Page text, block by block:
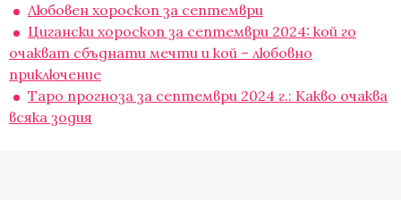
Любовен хороскоп за септември
Цигански хороскоп за септември 2024: кой го
очакват сбъднати мечти и кой – любовно
приключение
Таро прогноза за септември 2024 г.: Какво очаква
всяка зодия